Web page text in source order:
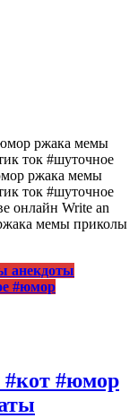
ржака мемы
ток #шуточное
ржака мемы
ток #шуточное
онлайн Write an
мемы приколы
анекдоты
#юмор
#кот #юмор